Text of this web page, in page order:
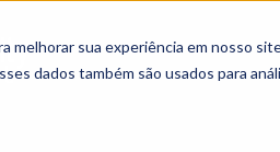
melhorar sua experiência em nosso
dados também são usados para